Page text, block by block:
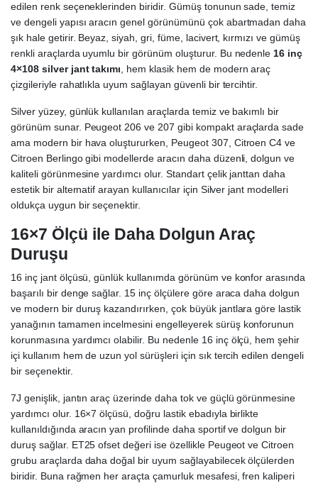
edilen renk seçeneklerinden biridir. Gümüş tonunun sade, temiz
ve dengeli yapısı aracın genel görünümünü çok abartmadan daha
şık hale getirir. Beyaz, siyah, gri, füme, lacivert, kırmızı ve gümüş
renkli araçlarda uyumlu bir görünüm oluşturur. Bu nedenle 16 inç
4×108 silver jant takımı , hem klasik hem de modern araç
çizgileriyle rahatlıkla uyum sağlayan güvenli bir tercihtir.
Silver yüzey, günlük kullanılan araçlarda temiz ve bakımlı bir
görünüm sunar. Peugeot 206 ve 207 gibi kompakt araçlarda sade
ama modern bir hava oluştururken, Peugeot 307, Citroen C4 ve
Citroen Berlingo gibi modellerde aracın daha düzenli, dolgun ve
kaliteli görünmesine yardımcı olur. Standart çelik janttan daha
estetik bir alternatif arayan kullanıcılar için Silver jant modelleri
oldukça uygun bir seçenektir.
16×7 Ölçü ile Daha Dolgun Araç
Duruşu
16 inç jant ölçüsü, günlük kullanımda görünüm ve konfor arasında
başarılı bir denge sağlar. 15 inç ölçülere göre araca daha dolgun
ve modern bir duruş kazandırırken, çok büyük jantlara göre lastik
yanağının tamamen incelmesini engelleyerek sürüş konforunun
korunmasına yardımcı olabilir. Bu nedenle 16 inç ölçü, hem şehir
içi kullanım hem de uzun yol sürüşleri için sık tercih edilen dengeli
bir seçenektir.
7J genişlik, jantın araç üzerinde daha tok ve güçlü görünmesine
yardımcı olur. 16×7 ölçüsü, doğru lastik ebadıyla birlikte
kullanıldığında aracın yan profilinde daha sportif ve dolgun bir
duruş sağlar. ET25 ofset değeri ise özellikle Peugeot ve Citroen
grubu araçlarda daha doğal bir uyum sağlayabilecek ölçülerden
biridir. Buna rağmen her araçta çamurluk mesafesi, fren kaliperi